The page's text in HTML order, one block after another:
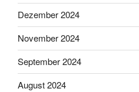
Dezember 2024
November 2024
September 2024
August 2024